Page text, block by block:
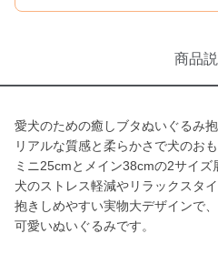
商品
愛犬のための癒しブタぬいぐるみ抱
リアルな質感と柔らかさで犬のお
ミニ25cmとメイン38cmの2サイズ
犬のストレス軽減やリラックスタイ
抱きしめやすい実物大デザインで
可愛いぬいぐるみです。